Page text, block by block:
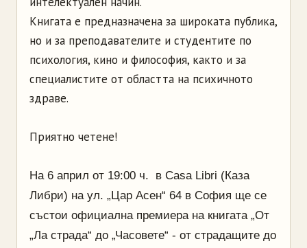
Книгата е предназначена за широката публика,
но и за преподавателите и студентите по
психология, кино и философия, както и за
специалистите от областта на психичното
здраве.
Приятно четене!
На 6 април от 19:00 ч. в Casa Libri (Каза
Либри) на ул. „Цар Асен“ 64 в София ще се
състои официална премиера на книгата „От
„Ла страда“ до „Часовете“ - от страдащите до